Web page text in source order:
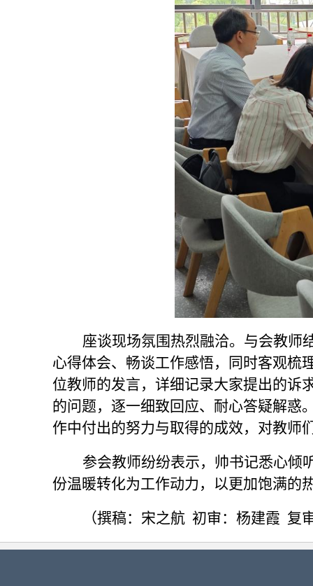
座谈现场氛围热烈融洽。与会教师
心得体会、畅谈工作感悟，同时客观梳
位教师的发言，详细记录大家提出的诉
的问题，逐一细致回应、耐心答疑解惑
作中付出的努力与取得的成效，对教师
参会教师纷纷表示，帅书记悉心倾
份温暖转化为工作动力，以更加饱满的
（撰稿： 宋之航 初审： 杨建霞 复